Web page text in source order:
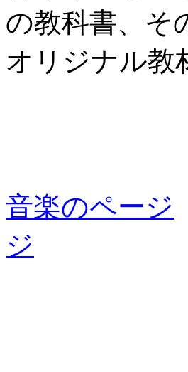
の教科書、そ
オリジナル
音楽のページ
ジ